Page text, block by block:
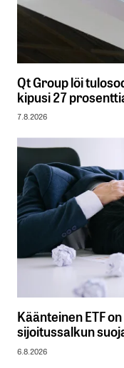
Qt Group löi
kipusi 27
7.8.2026
Käänteinen ETF
sijoitussalkun
6.8.2026